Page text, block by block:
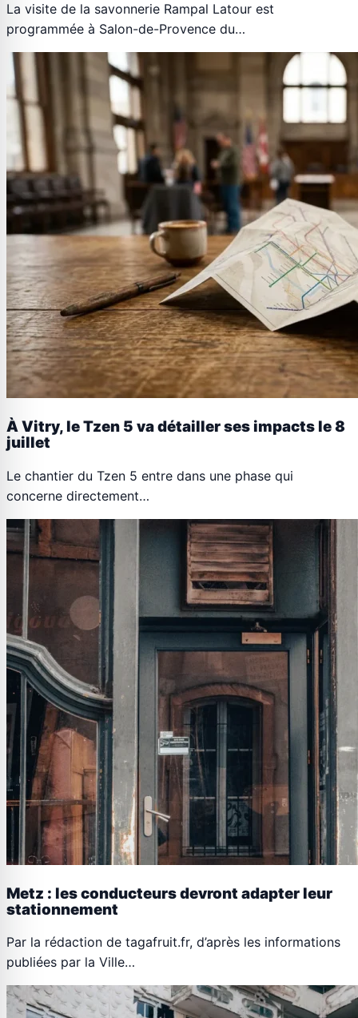
La visite de la savonnerie Rampal Latour est
programmée à Salon-de-Provence du…
À Vitry, le Tzen 5 va détailler ses impacts le 8
juillet
Le chantier du Tzen 5 entre dans une phase qui
concerne directement…
Metz : les conducteurs devront adapter leur
stationnement
Par la rédaction de tagafruit.fr, d’après les informations
publiées par la Ville…